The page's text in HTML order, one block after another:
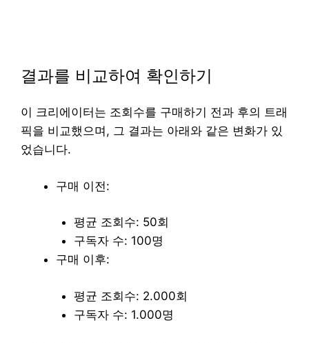
결과를 비교하여 확인하기
이 크리에이터는 조회수를 구매하기 전과 후의 트래
픽을 비교했으며, 그 결과는 아래와 같은 변화가 있
었습니다.
구매 이전:
평균 조회수: 50회
구독자 수: 100명
구매 이후:
평균 조회수: 2.000회
구독자 수: 1.000명